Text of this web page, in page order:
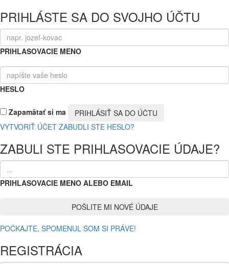
PRIHLÁSTE SA DO SVOJHO ÚČTU
PRIHLASOVACIE MENO
HESLO
Zapamätať si ma
VYTVORIŤ ÚČET ZABUDLI STE HESLO?
ZABULI STE PRIHLASOVACIE ÚDAJE?
PRIHLASOVACIE MENO ALEBO EMAIL
POČKAJTE, SPOMENUL SOM SI PRÁVE!
REGISTRÁCIA